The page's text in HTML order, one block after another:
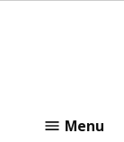
Menu